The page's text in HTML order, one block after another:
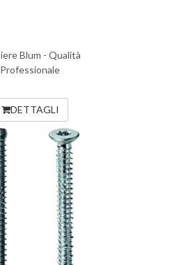
Blum - Qualità
Professionale
DETTAGLI